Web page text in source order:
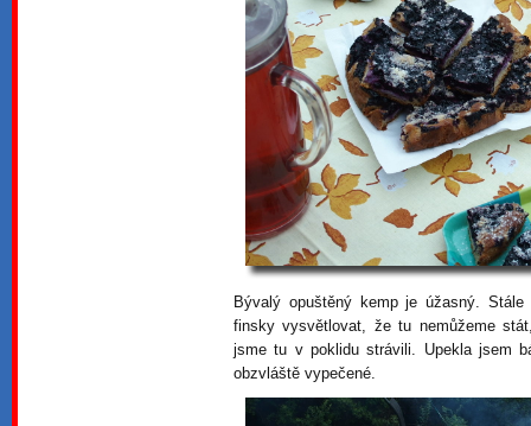
Bývalý opuštěný kemp je úžasný.
finsky vysvětlovat, že tu nemůžeme
jsme tu v poklidu strávili. Upekla jsem
obzvláště vypečené.